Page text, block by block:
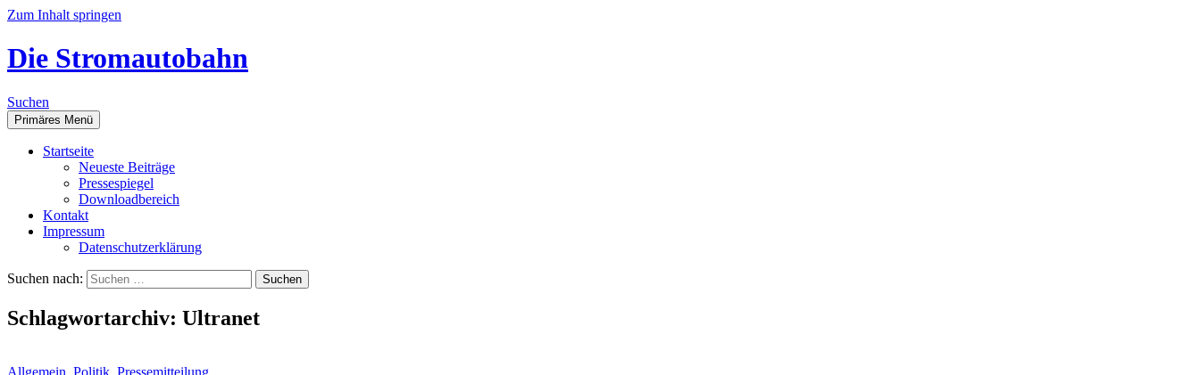
Zum Inhalt springen
Die Stromautobahn
Suchen
Primäres Menü
Start­sei­te
Neu­es­te Beiträge
Pres­se­spie­gel
Down­load­be­reich
Kon­takt
Impres­sum
Daten­schutz­er­klä­rung
Suchen nach:
Schlagwortarchiv: Ultranet
Allgemein, Politik, Pressemitteilung